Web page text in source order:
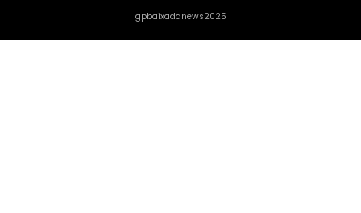
gpbaixadanews2025